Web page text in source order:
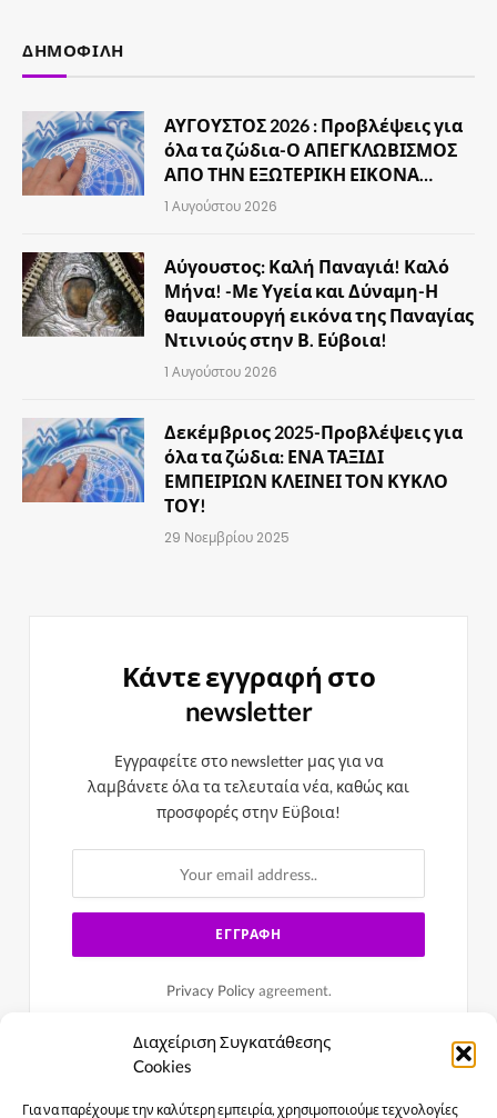
Διαχείριση Συγκατάθεσης
Cookies
Για να παρέχουμε την καλύτερη εμπειρία, χρησιμοποιούμε τεχνολογίες
ΔΗΜΟΦΙΛΉ
ΑΥΓΟΥΣΤΟΣ 2026 : Προβλέψεις για
όλα τα ζώδια-Ο ΑΠΕΓΚΛΩΒΙΣΜΟΣ
ΑΠΟ ΤΗΝ ΕΞΩΤΕΡΙΚΗ ΕΙΚΟΝΑ…
1 Αυγούστου 2026
Αύγουστος: Καλή Παναγιά! Καλό
Μήνα! -Με Υγεία και Δύναμη-Η
θαυματουργή εικόνα της Παναγίας
Ντινιούς στην Β. Εύβοια!
1 Αυγούστου 2026
Δεκέμβριος 2025-Προβλέψεις για
όλα τα ζώδια: ΕΝΑ ΤΑΞΙΔΙ
ΕΜΠΕΙΡΙΩΝ ΚΛΕΙΝΕΙ ΤΟΝ ΚΥΚΛΟ
ΤΟΥ!
29 Νοεμβρίου 2025
Κάντε εγγραφή στο
newsletter
Εγγραφείτε στο newsletter μας για να
λαμβάνετε όλα τα τελευταία νέα, καθώς και
προσφορές στην Εϋβοια!
Privacy Policyagreement.